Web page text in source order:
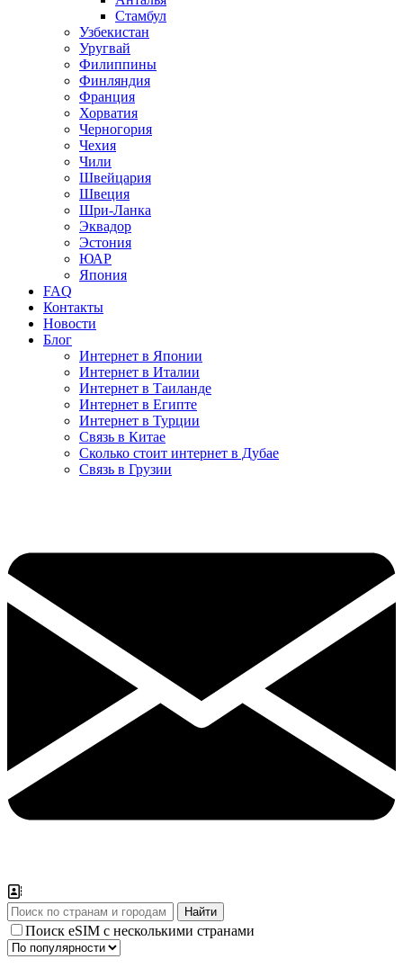
Стамбул
Узбекистан
Уругвай
Филиппины
Финляндия
Франция
Хорватия
Черногория
Чехия
Чили
Швейцария
Швеция
Шри-Ланка
Эквадор
Эстония
ЮАР
Япония
FAQ
Контакты
Новости
Блог
Интернет в Японии
Интернет в Италии
Интернет в Таиланде
Интернет в Египте
Интернет в Турции
Связь в Китае
Сколько стоит интернет в Дубае
Связь в Грузии
Поиск eSIM с несколькими странами